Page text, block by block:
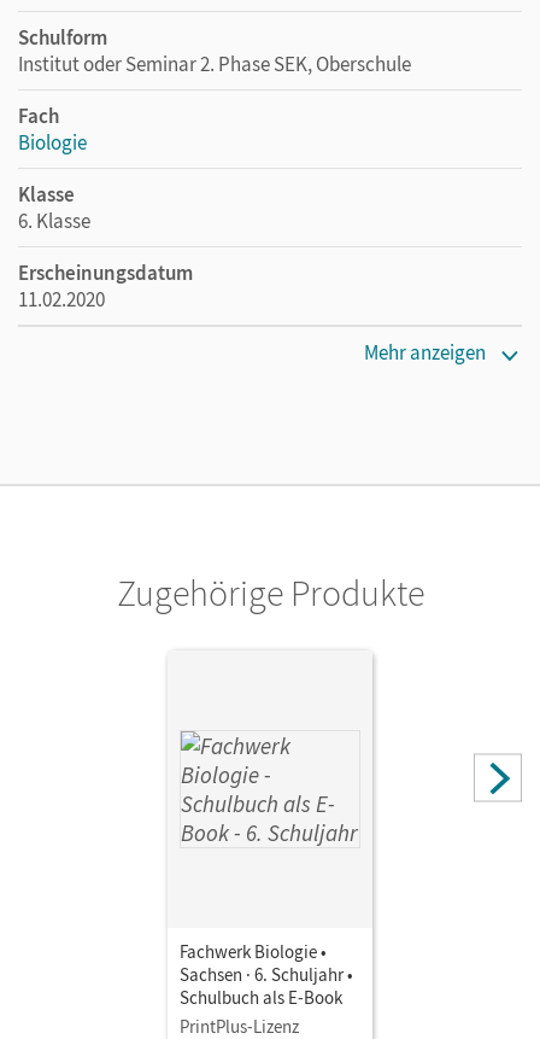
Schulform
Institut oder Seminar 2. Phase SEK, Oberschule
Fach
Biologie
Klasse
6. Klasse
Erscheinungsdatum
11.02.2020
Mehr anzeigen
Zugehörige Produkte
Fachwerk Biologie •
Sachsen · 6. Schuljahr •
Schulbuch als E-Book
PrintPlus-Lizenz